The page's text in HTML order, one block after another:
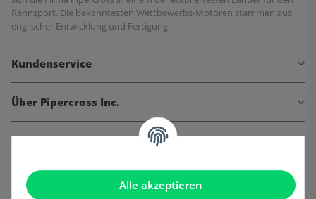
Alle akzeptieren
Rennsport. Die bekanntesten Wettbewerbs-Motoren stammen aus
englischer Entwicklung und Fertigung.
Kundenservice
Über Pipercross Inc.
Informationen
Gesetzliche Informationen